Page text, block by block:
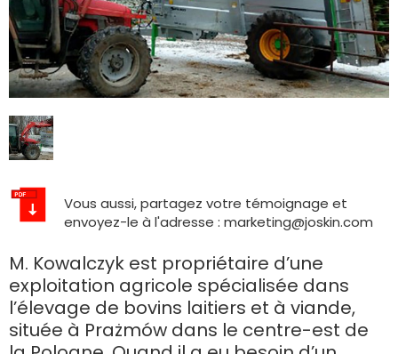
FAN SHOP
PARTS BOOK
MyJOSKIN
Télécharger la brochure
Italiano
Română
Suomi
Magyar
Vous aussi, partagez votre témoignage et
envoyez-le à l'adresse : marketing@joskin.com
M. Kowalczyk est propriétaire d’une
exploitation agricole spécialisée dans
l’élevage de bovins laitiers et à viande,
située à Prażmów dans le centre-est de